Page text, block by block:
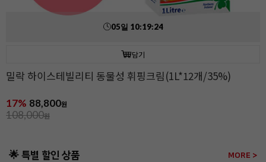
05일 10:19:22
담기
밀락 하이스테빌리티 동물성 휘핑크림(1L*12개/35%)
17% 88,800원
108,000원
🌟 특별 할인 상품 MORE >